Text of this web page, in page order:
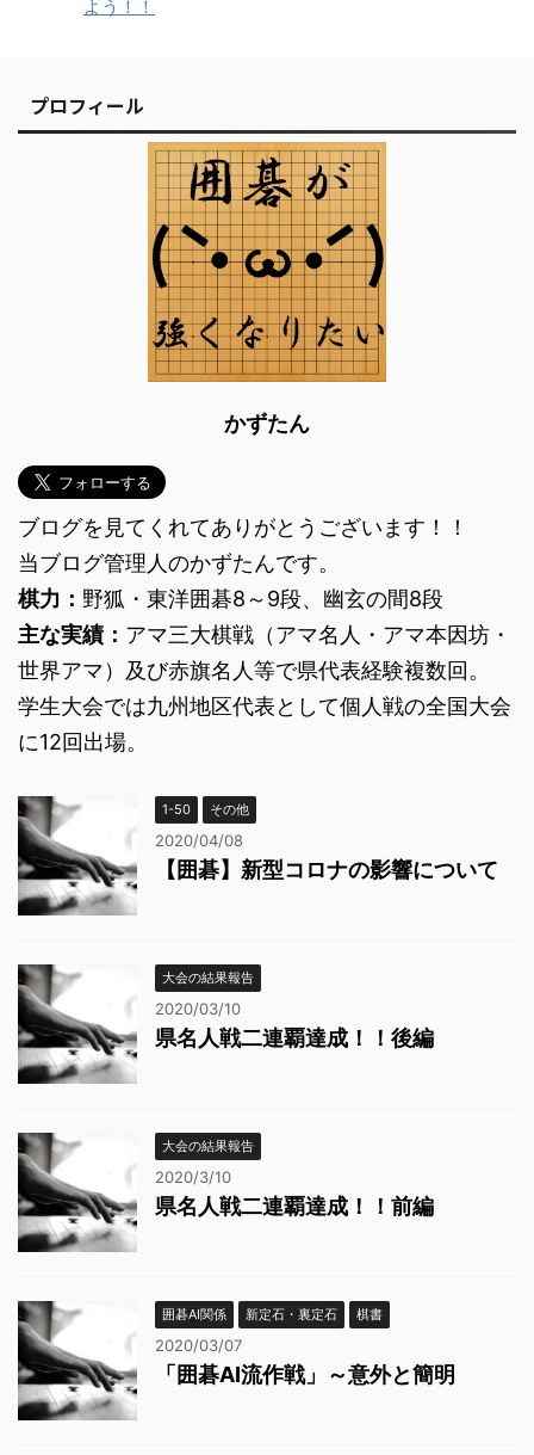
よう！！
プロフィール
かずたん
ブログを見てくれてありがとうございます！！
当ブログ管理人のかずたんです。
棋力： 野狐・東洋囲碁8～9段、幽玄の間8段
主な実績： アマ三大棋戦（アマ名人・アマ本因坊・
世界アマ）及び赤旗名人等で県代表経験複数回。
学生大会では九州地区代表として個人戦の全国大会
に12回出場。
1-50 その他
2020/04/08
【囲碁】新型コロナの影響について
大会の結果報告
2020/03/10
県名人戦二連覇達成！！後編
大会の結果報告
2020/3/10
県名人戦二連覇達成！！前編
囲碁AI関係 新定石・裏定石 棋書
2020/03/07
「囲碁AI流作戦」～意外と簡明